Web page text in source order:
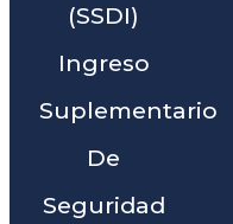
(SSDI)
Ingreso
Suplementario
De
Seguridad